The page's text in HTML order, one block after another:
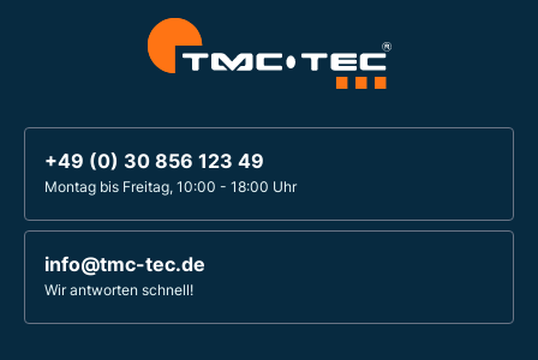
+49 (0) 30 856 123 49
Montag bis Freitag, 10:00 - 18:00 Uhr
info@tmc-tec.de
Wir antworten schnell!